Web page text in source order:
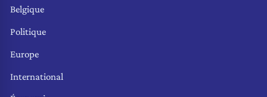
Belgique
Politique
Europe
International